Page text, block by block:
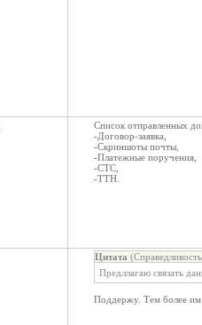
Список отправленных
-Договор-заявка,
-Скриншоты почты,
-Платежные поручения,
-СТС,
-ТТН.
Цитата
Предллагаю связать
Поддержу. Тем более им